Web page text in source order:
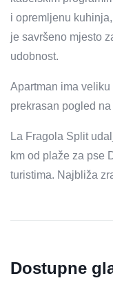
i opremljenu
je savršeno mjesto
udobnost.
Apartman ima
prekrasan pogled na
La Fragola Split
km od plaže za pse
turistima. Najbliža
Dostupne